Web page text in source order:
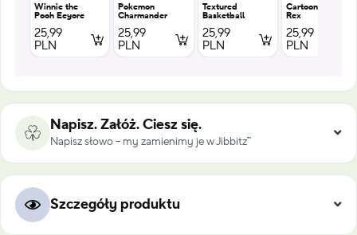
Winnie the
Pooh Eeyore
25,99
PLN
Pokemon
Charmander
25,99
PLN
Textured
Basketball
25,99
PLN
Cartoon T
Rex
25,99
PLN
Napisz. Załóż. Ciesz się.
Napisz słowo – my zamienimy je w Jibbitz™
Szczegóły produktu